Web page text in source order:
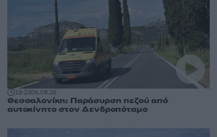
19:2306.08.26
Θεσσαλονίκη: Παράσυρση πεζού από
αυτοκίνητο στον Δενδροπόταμο